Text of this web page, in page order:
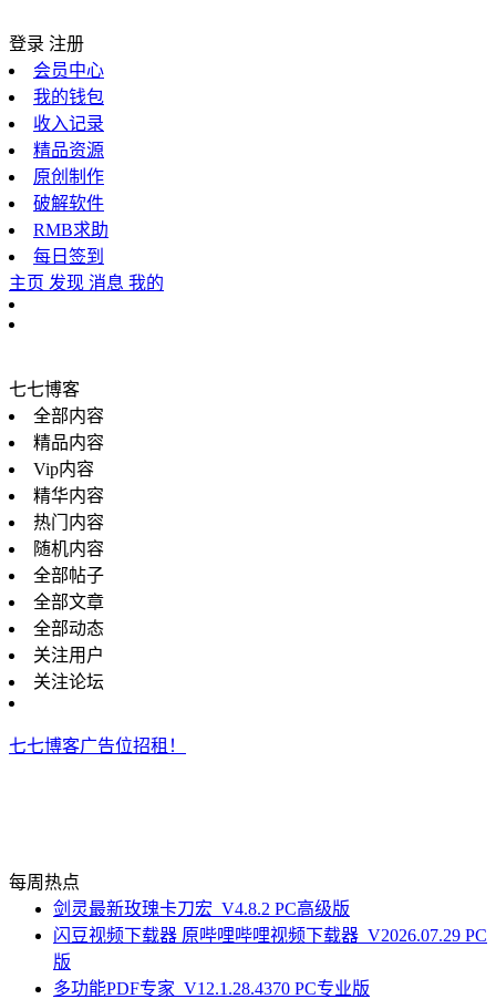
登录 注册
会员中心
我的钱包
收入记录
精品资源
原创制作
破解软件
RMB求助
每日签到
主页 发现 消息 我的
七七博客
全部内容
精品内容
Vip内容
精华内容
热门内容
随机内容
全部帖子
全部文章
全部动态
关注用户
关注论坛
七七博客广告位招租！
每周热点
剑灵最新玫瑰卡刀宏_V4.8.2 PC高级版
闪豆视频下载器 原哔哩哔哩视频下载器_V2026.07.29 PC
版
多功能PDF专家_V12.1.28.4370 PC专业版